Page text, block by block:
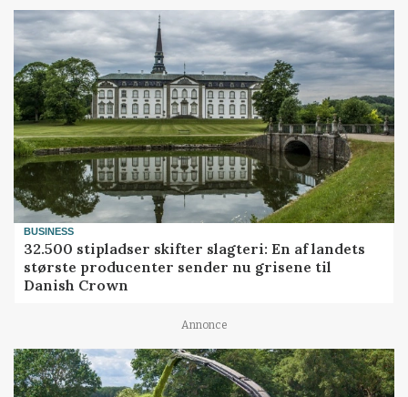
BUSINESS
32.500 stipladser skifter slagteri: En af landets
største producenter sender nu grisene til
Danish Crown
Annonce